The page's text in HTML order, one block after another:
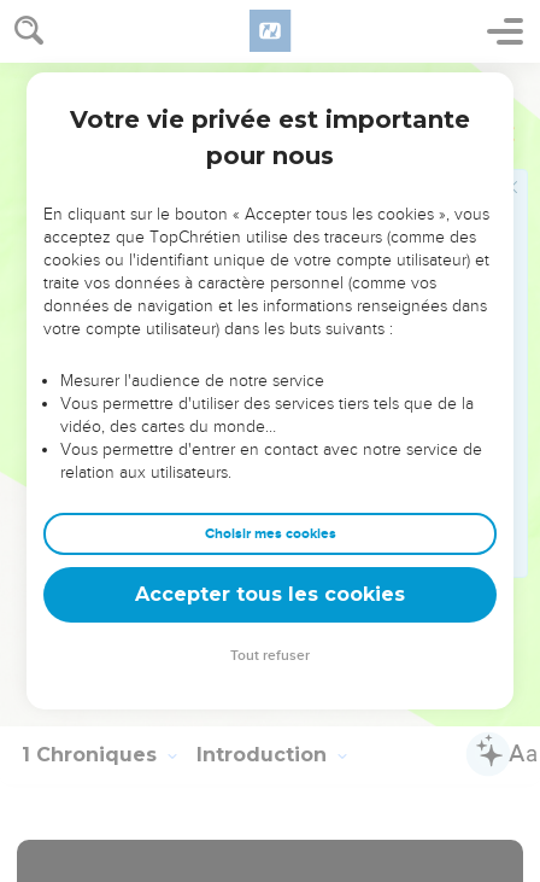
2 Rois 25
servez le roi de Babylone, et vous vous en trouverez bien.
Mais, au septième mois, Ismaël, fils de Néthania, fils
d'Élishama, de la race royale, et dix hommes avec lui,
vinrent, frappèrent Guédalia, et le tuèrent ainsi que les Juifs
et les Caldéens qui étaient avec lui à Mitspa.
Alors tout le peuple, depuis le plus petit jusqu'au plus
grand, avec les capitaines des gens de guerre, se levèrent et
s'en allèrent en Égypte, parce qu'ils avaient peur des
Caldéens.
Le roi de Babylone gracie Joakin
Jéhojakin, roi de Juda, le vingt-septième jour du douzième
mois, qu'Évilmérodac, roi de Babylone, l'année où il devint
roi, releva la tête de Jéhojakin, roi de Juda, et le tira de
prison.
Il lui parla avec douceur, et il mit son trône au-dessus du
trône des rois qui étaient avec lui à Babylone.
Et, après qu'il lui eut changé ses vêtements de prisonnier,
il mangea constamment en sa présence, tout le temps de sa
par le roi, pour chaque jour et pour tout le temps de sa vie.
1 Chroniques Introduction
Votre vie privée est importante
pour nous
En cliquant sur le bouton « Accepter tous les cookies », vous
acceptez que TopChrétien utilise des traceurs (comme des
cookies ou l'identifiant unique de votre compte utilisateur) et
traite vos données à caractère personnel (comme vos
données de navigation et les informations renseignées dans
votre compte utilisateur) dans les buts suivants :
Mesurer l'audience de notre service
Vous permettre d'utiliser des services tiers tels que de la
vidéo, des cartes du monde…
Vous permettre d'entrer en contact avec notre service de
relation aux utilisateurs.
Choisir mes cookies
Accepter tous les cookies
Tout refuser